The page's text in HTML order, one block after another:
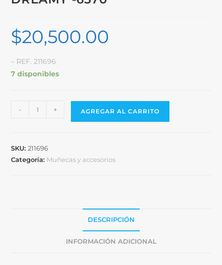
$20,500.00
– REF. 211696
7 disponibles
- + AGREGAR AL CARRITO
SKU:211696
Categoría: Muñecas y accesorios
DESCRIPCIÓN
INFORMACIÓN ADICIONAL